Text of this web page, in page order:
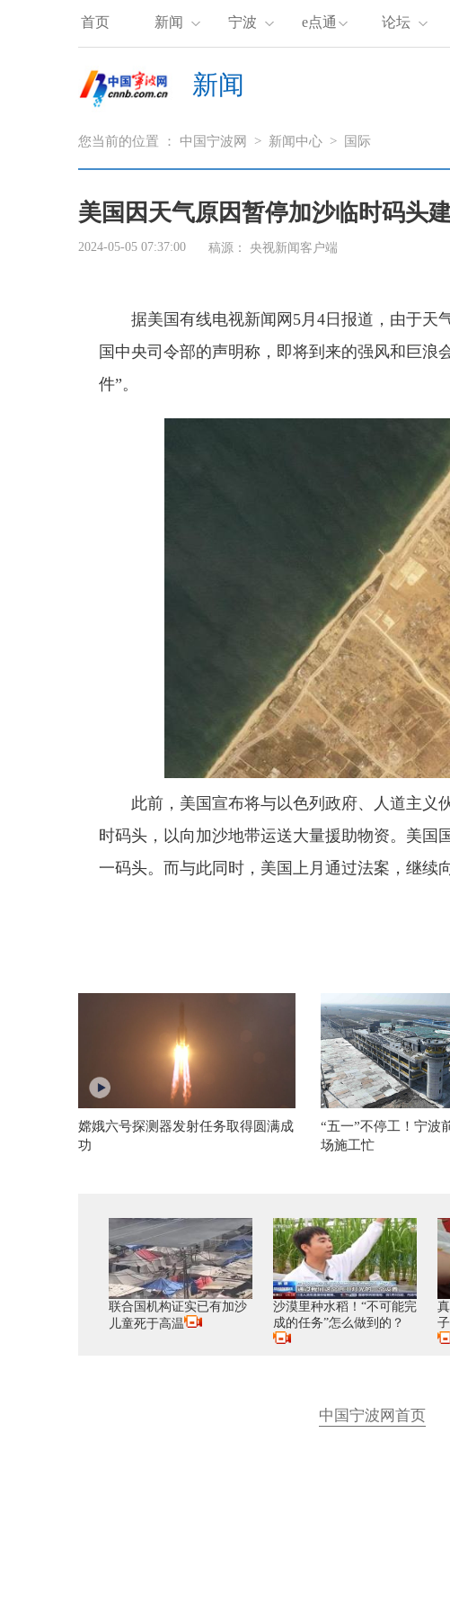
首页 新闻 宁波 e点通 论坛
新闻
您当前的位置 ： 中国宁波网 > 新闻中心 > 国际
美国因天气原因暂停加沙临时码头
2024-05-05 07:37:00 稿源： 央视新闻客户端
据美国有线电视新闻网5月4日报道，由于天
国中央司令部的声明称，即将到来的强风和巨浪
件”。
此前，美国宣布将与以色列政府、人道主义
时码头，以向加沙地带运送大量援助物资。美国
一码头。而与此同时，美国上月通过法案，继续
嫦娥六号探测器发射任务取得圆满成
功
“五一”不停工！宁波
场施工忙
联合国机构证实已有加沙
儿童死于高温
沙漠里种水稻！“不可能完
成的任务”怎么做到的？
中国宁波网首页